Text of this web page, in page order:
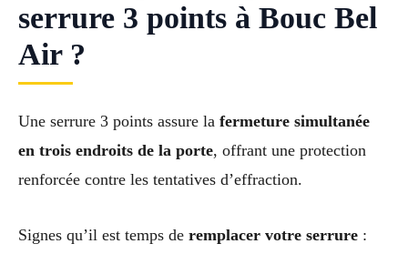
serrure 3 points à Bouc Bel
Air ?
Une serrure 3 points assure la fermeture simultanée
en trois endroits de la porte, offrant une protection
renforcée contre les tentatives d’effraction.
Signes qu’il est temps de remplacer votre serrure :